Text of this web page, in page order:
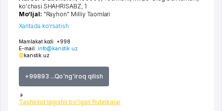
Mamlakat kodi: +998
E-mail: info@kanstik.uz
kanstik.uz
+99893 ...Qo'ng'iroq qilish
Tashkilot tegishli bo'lgan Rubrikalar
ko'chasi SHAHRISABZ, 1
Mo‘ljal: "Rayhon" Milliy Taomlari
Xaritada ko'rsatish